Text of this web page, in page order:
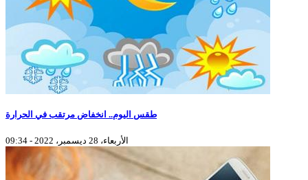
طقس اليوم.. انخفاض مرتقب في الحرارة
الأربعاء، 28 ديسمبر، 2022 - 09:34